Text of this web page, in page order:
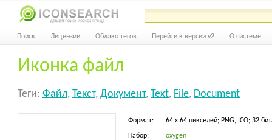
Поиск Лицензии Облако тегов Перейти к версии v2 О системе
Иконка файл
Теги: Файл, Текст, Документ, Text, File, Document
Формат: 64 x 64 пикселей; PNG, ICO; 32
Набор: oxygen